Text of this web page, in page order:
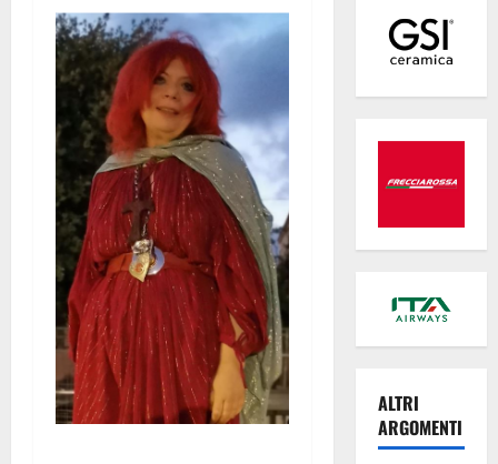
ALTRI
ARGOMENTI